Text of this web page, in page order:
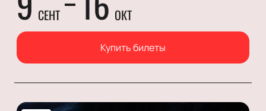
СЕНТ ОКТ
Купить билеты